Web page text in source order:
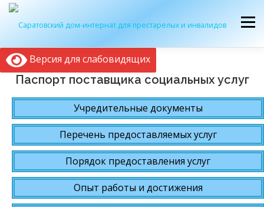
Перейти
содержимому
Меню
ОБ УЧРЕЖДЕНИИ ЭКСКУРСИЯ ПРИЕМ
ЖУРНАЛ “ДОМ” КОНТАКТЫ
Версия для слабовидящих
Паспорт поставщика социальных услуг
Учредительные документы
Перечень предоставляемых услуг
Порядок предоставления услуг
Опыт работы и достижения